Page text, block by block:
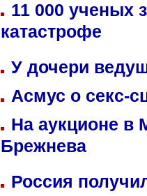
11 000 ученых
катастрофе
У дочери
Асмус о секс-
На аукционе в
Брежнева
Россия